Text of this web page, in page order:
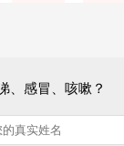
、感冒、咳嗽？